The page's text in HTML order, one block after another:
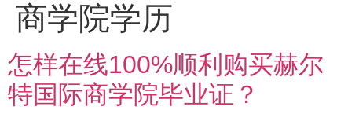
商学院学历
怎样在线100%顺利购买赫尔
特国际商学院毕业证？